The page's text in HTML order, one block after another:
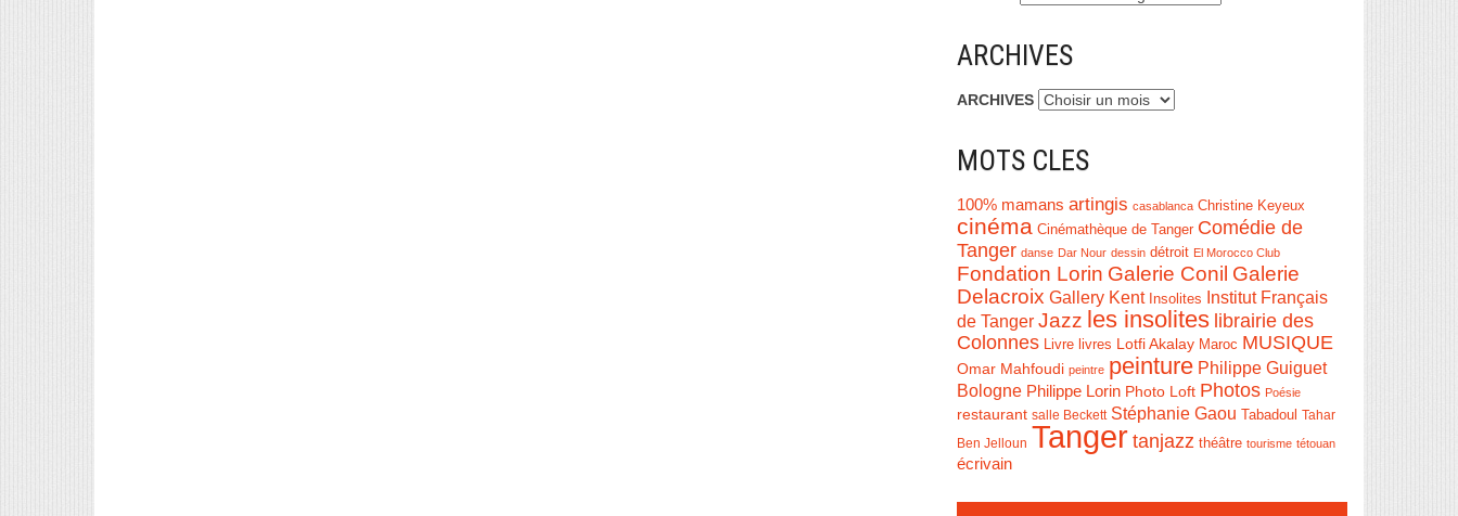
ARCHIVES
ARCHIVES
MOTS CLES
100% mamans artingis casablanca Christine Keyeux
cinéma Cinémathèque de Tanger Comédie de
Tanger danse Dar Nour dessin détroit El Morocco Club
Fondation Lorin Galerie Conil Galerie
Delacroix Gallery Kent Insolites
Institut Français
de Tanger Jazz les insolites librairie des
Colonnes Livre livres Lotfi Akalay Maroc MUSIQUE
Omar Mahfoudi peintre peinture Philippe Guiguet
Bologne Philippe Lorin Photo Loft Photos Poésie
restaurant salle Beckett Stéphanie Gaou Tabadoul Tahar
Ben Jelloun Tanger tanjazz théâtre tourisme tétouan
écrivain